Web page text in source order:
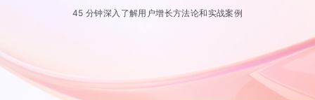
45 分钟深入了解用户增长方法论和实战案例